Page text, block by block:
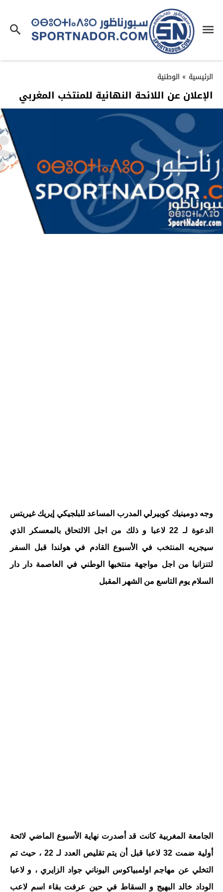
الرئيسية » الوطنية
الإعلان عن اللائحة النهائية للمنتخب المغربي
وجه دومينيك كوبيرلي المدرب المساعد للبلجيكي إيريك غيريتس
الدعوة لـ 22 لاعبا و ذلك من اجل الالتحاق بالمعسكر الذي
سيجريه المنتخب في الأسبوع القادم في هولندا قبل السفر
لتنزانيا من اجل مواجهة منتخبها الوطني في العاصمة دار دار
السلام يوم التاسع من الشهر المقبل
الجامعة المغربية كانت قد أصدرت نهاية الأسبوع الماضي لائحة
أولية ضمت 32 لاعبا قبل أن يتم تقليص العدد لـ 22 ، حيث تم
التخلي عن مهاجم اولمبياكوس اليوناني جواد الزايري ، و لاعبا
الوداد خالد البهيج و السقاط في حين عرفت بقاء اسم لاعب